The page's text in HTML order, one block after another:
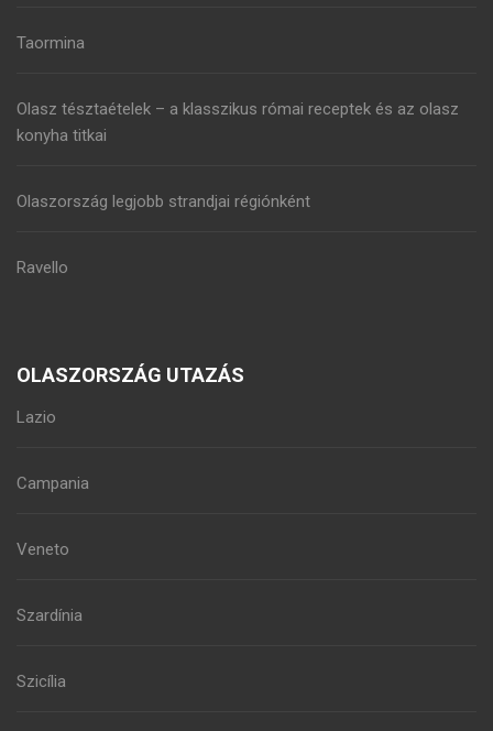
Taormina
Olasz tésztaételek – a klasszikus római receptek és az olasz
konyha titkai
Olaszország legjobb strandjai régiónként
Ravello
OLASZORSZÁG UTAZÁS
Lazio
Campania
Veneto
Szardínia
Szicília